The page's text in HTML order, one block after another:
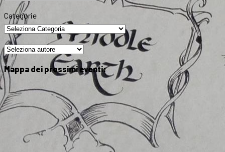
per:
Categorie
Mappa dei prossimi eventi: